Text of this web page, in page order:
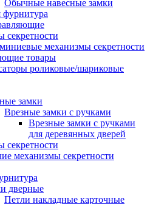
Обычные навесные замки
фурнитура
секретности
механизмы секретности
товары
роликовые/шариковые
замки
Врезные замки с ручками
Врезные замки с ручками
для деревянных дверей
секретности
механизмы секретности
дверные
Петли накладные карточные